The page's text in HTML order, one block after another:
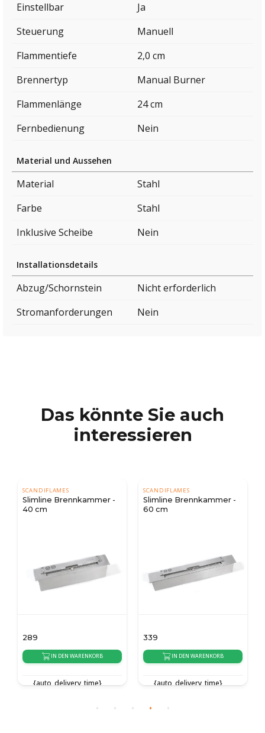
Einstellbar
Ja
Steuerung
Manuell
Flammentiefe
2,0 cm
Brennertyp
Manual Burner
Flammenlänge
24 cm
Fernbedienung
Nein
Material und Aussehen
Material
Stahl
Farbe
Stahl
Inklusive Scheibe
Nein
Installationsdetails
Abzug/Schornstein
Nicht erforderlich
Stromanforderungen
Nein
Das könnte Sie auch
interessieren
SCANDIFLAMES
Slimline Brennkammer -
40 cm
289
IN DEN WARENKORB
{auto_delivery_time}
SCANDIFLAMES
Slimline Brennkammer -
60 cm
339
IN DEN WARENKORB
{auto_delivery_time}